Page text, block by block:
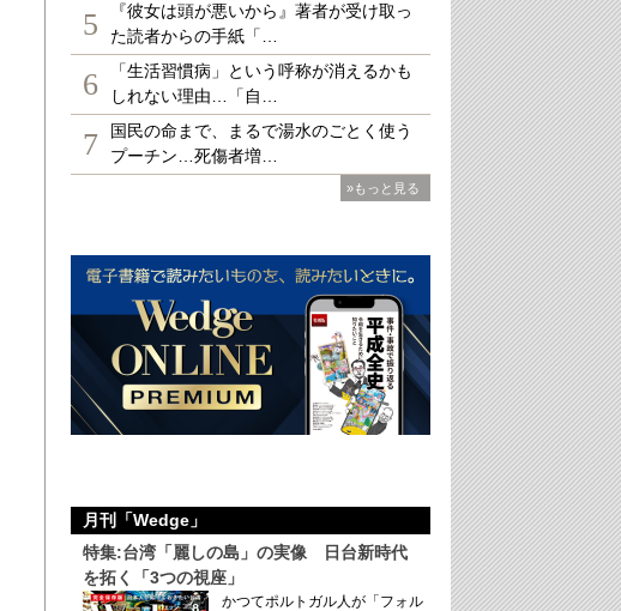
5
『彼女は頭が悪いから』著者が受け取っ
た読者からの手紙「…
6
「生活習慣病」という呼称が消えるかも
しれない理由…「自…
7
国民の命まで、まるで湯水のごとく使う
プーチン…死傷者増…
»もっと見る
月刊「Wedge」
特集:台湾「麗しの島」の実像 日台新時代
を拓く「3つの視座」
かつてポルトガル人が「フォル